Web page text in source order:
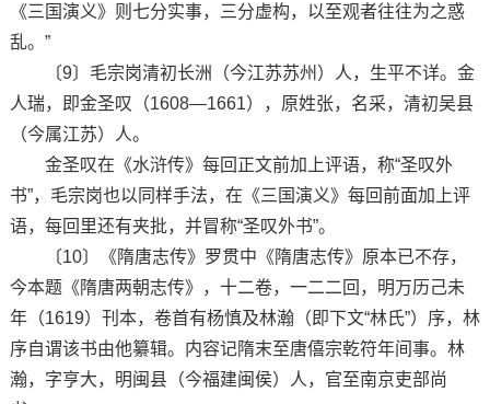
《三国演义》则七分实事，三分虚构，以至观者往往为之惑
乱。”
〔9〕毛宗岗清初长洲（今江苏苏州）人，生平不详。金
人瑞，即金圣叹（1608—1661），原姓张，名采，清初吴县
（今属江苏）人。
金圣叹在《水浒传》每回正文前加上评语，称“圣叹外
书”，毛宗岗也以同样手法，在《三国演义》每回前面加上评
语，每回里还有夹批，并冒称“圣叹外书”。
〔10〕《隋唐志传》罗贯中《隋唐志传》原本已不存，
今本题《隋唐两朝志传》，十二卷，一二二回，明万历己未
年（1619）刊本，卷首有杨慎及林瀚（即下文“林氏”）序，林
序自谓该书由他纂辑。内容记隋末至唐僖宗乾符年间事。林
瀚，字亨大，明闽县（今福建闽侯）人，官至南京吏部尚